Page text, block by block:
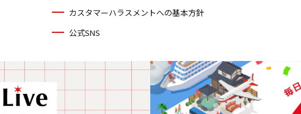
カスタマーハラスメントへの基本方針
公式SNS